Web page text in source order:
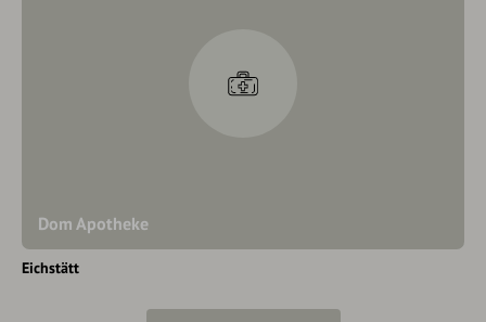
Dom Apotheke
Eichstätt